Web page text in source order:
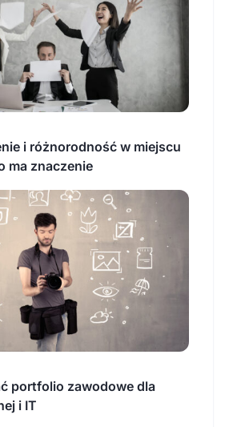
i różnorodność w miejscu
ma znaczenie
portfolio zawodowe dla
i IT